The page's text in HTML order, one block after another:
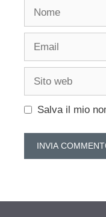
Salva il mio